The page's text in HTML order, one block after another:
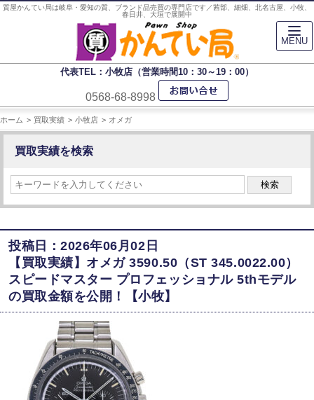
質屋かんてい局は岐阜・愛知の質、ブランド品売買の専門店です／茜部、細畑、北名古屋、小牧、
春日井、大垣で展開中
代表TEL：小牧店（営業時間10：30～19：00）
0568-68-8998
ホーム 買取実績 小牧店 オメガ
買取実績を検索
検索
投稿日：2026年06月02日
【買取実績】オメガ 3590.50（ST 345.0022.00）
スピードマスター プロフェッショナル 5thモデル
の買取金額を公開！【小牧】
MENU